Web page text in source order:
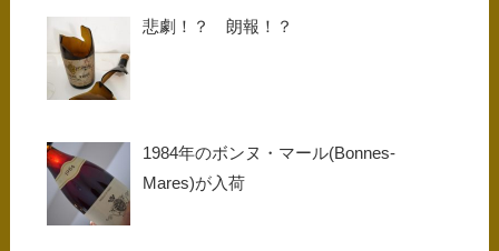
悲劇！？ 朗報！？
1984年のボンヌ・マール(Bonnes-
Mares)が入荷